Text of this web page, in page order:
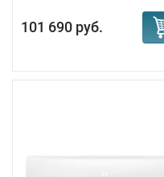
101 690 руб.